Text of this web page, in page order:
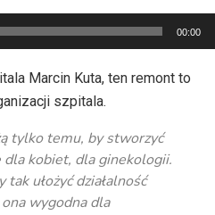
00:00
Marcin Kuta, ten remont to
szpitala.
tylko temu, by stworzyć
kobiet, dla ginekologii.
tak ułożyć działalność
wygodna dla